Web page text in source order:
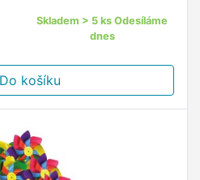
Skladem > 5 ks Odesíláme
dnes
košíku